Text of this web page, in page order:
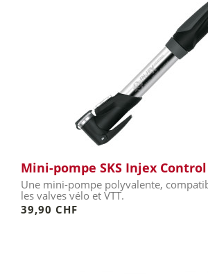
Mini-pompe SKS Injex Control
Une mini-pompe polyvalente,
les valves vélo et VTT.
39,90 CHF